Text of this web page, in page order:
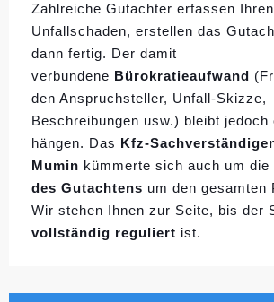
Zahlreiche Gutachter erfassen Ihren
Unfallschaden, erstellen das
dann fertig. Der damit
verbundene Bürokratieaufwand
den Anspruchsteller, Unfall-Skizze,
Beschreibungen usw.) bleibt jedoch
hängen. Das Kfz-
Mumin kümmerte sich auch um die
des Gutachtens um den gesamten
Wir stehen Ihnen zur Seite, bis der
vollständig reguliert ist.